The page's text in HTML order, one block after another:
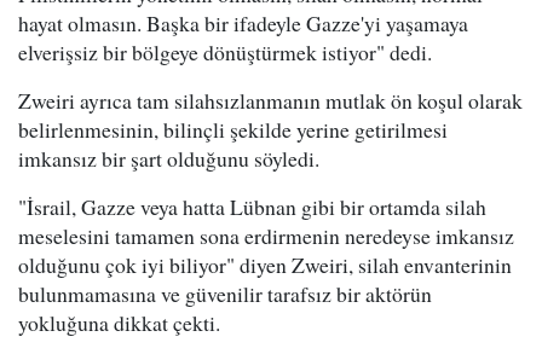
hayat olmasın. Başka bir ifadeyle Gazze'yi yaşamaya
elverişsiz bir bölgeye dönüştürmek istiyor" dedi.
Zweiri ayrıca tam silahsızlanmanın mutlak ön koşul olarak
belirlenmesinin, bilinçli şekilde yerine getirilmesi
imkansız bir şart olduğunu söyledi.
"İsrail, Gazze veya hatta Lübnan gibi bir ortamda silah
meselesini tamamen sona erdirmenin neredeyse imkansız
olduğunu çok iyi biliyor" diyen Zweiri, silah envanterinin
bulunmamasına ve güvenilir tarafsız bir aktörün
yokluğuna dikkat çekti.